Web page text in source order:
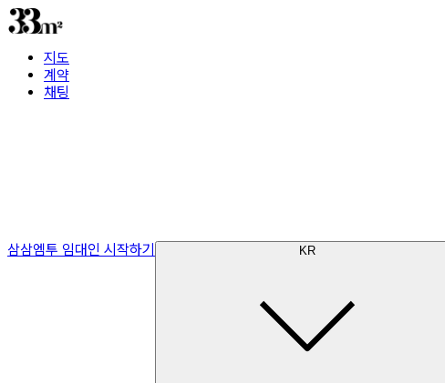
지도
계약
채팅
삼삼엠투 임대인 시작하기 KR